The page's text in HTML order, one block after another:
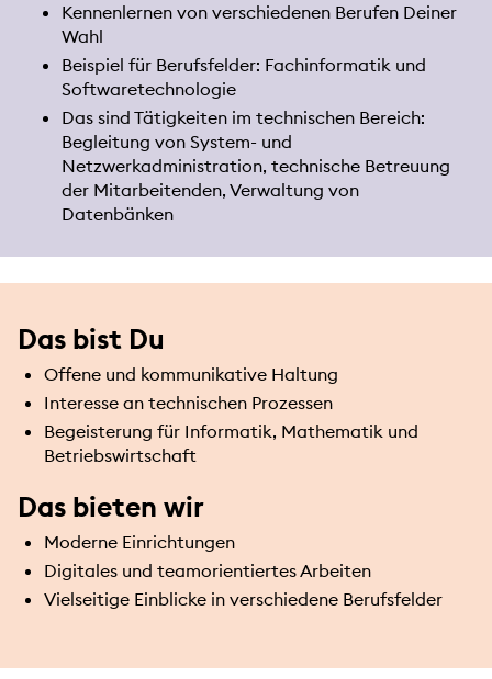
Kennenlernen von verschiedenen Berufen Deiner
Wahl
Beispiel für Berufsfelder: Fachinformatik und
Softwaretechnologie
Das sind Tätigkeiten im technischen Bereich:
Begleitung von System- und
Netzwerkadministration, technische Betreuung
der Mitarbeitenden, Verwaltung von
Datenbänken
Das bist Du
Offene und kommunikative Haltung
Interesse an technischen Prozessen
Begeisterung für Informatik, Mathematik und
Betriebswirtschaft
Das bieten wir
Moderne Einrichtungen
Digitales und teamorientiertes Arbeiten
Vielseitige Einblicke in verschiedene Berufsfelder